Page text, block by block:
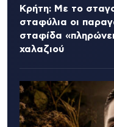
Κρήτη: Με το
σταφύλια οι
σταφίδα
χαλαζιού